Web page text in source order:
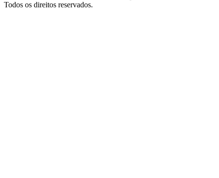
Todos os direitos reservados.